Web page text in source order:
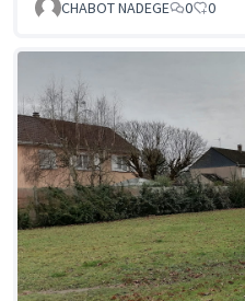
CHABOT NADEGE 0 0